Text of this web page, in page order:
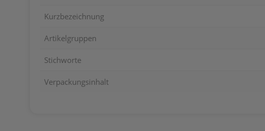
Kurzbezeichnung
Artikelgruppen
Stichworte
Verpackungsinhalt